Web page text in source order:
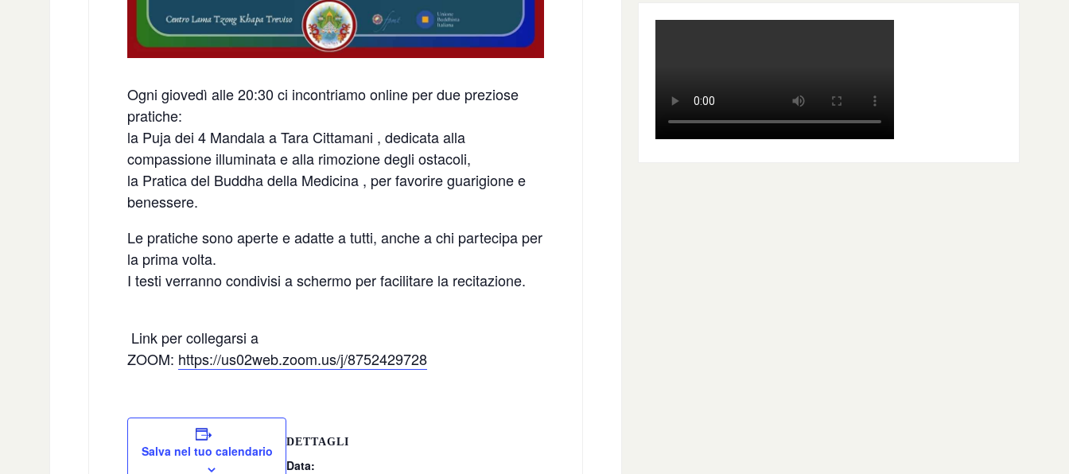
Ogni giovedì alle 20:30 ci incontriamo online per due preziose
pratiche:
la Puja dei 4 Mandala a Tara Cittamani , dedicata alla
compassione illuminata e alla rimozione degli ostacoli,
la Pratica del Buddha della Medicina , per favorire guarigione e
benessere.
‍Le pratiche sono aperte e adatte a tutti, anche a chi partecipa per
la prima volta.
I testi verranno condivisi a schermo per facilitare la recitazione.
Link per collegarsi a
ZOOM: https://us02web.zoom.us/j/8752429728
Salva nel tuo calendario
DETTAGLI
Data: